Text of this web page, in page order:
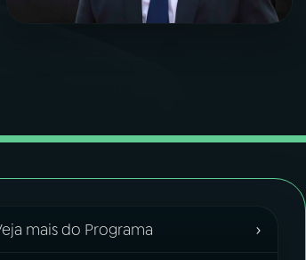
mais do Programa ›